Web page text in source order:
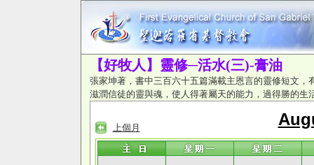
【好牧人】靈修─活水(三)-膏油
張家坤著，書中三百六十五篇滿載主恩言的靈修短文，
滋潤信徒的靈與魂，使人得著屬天的能力，過得勝的生
上個月